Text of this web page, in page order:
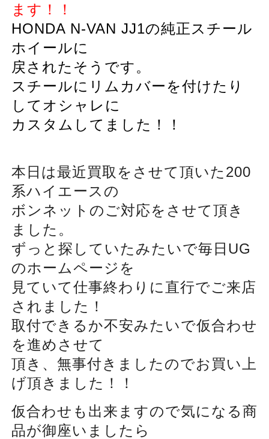
ます！！
HONDA N-VAN JJ1の純正スチール
ホイールに
戻されたそうです。
スチールにリムカバーを付けたり
してオシャレに
カスタムしてました！！
本日は最近買取をさせて頂いた200
系ハイエースの
ボンネットのご対応をさせて頂き
ました。
ずっと探していたみたいで毎日UG
のホームページを
見ていて仕事終わりに直行でご来店
されました！
取付できるか不安みたいで仮合わせ
を進めさせて
頂き、無事付きましたのでお買い上
げ頂きました！！
仮合わせも出来ますので気になる商
品が御座いましたら